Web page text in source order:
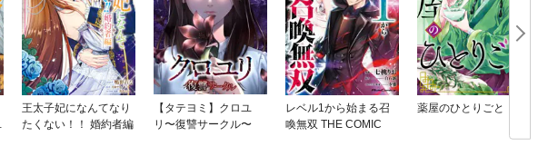
王太子妃になんてなり
たくない！！ 婚約者編
【タテヨミ】クロユ
リ〜復讐サークル〜
レベル1から始まる召
喚無双 THE COMIC
薬屋のひとりごと